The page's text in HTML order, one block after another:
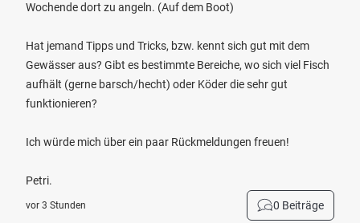
Wochende dort zu angeln. (Auf dem Boot)
Hat jemand Tipps und Tricks, bzw. kennt sich gut mit dem
Gewässer aus? Gibt es bestimmte Bereiche, wo sich viel Fisch
aufhält (gerne barsch/hecht) oder Köder die sehr gut
funktionieren?
Ich würde mich über ein paar Rückmeldungen freuen!
Petri.
vor 3 Stunden 0 Beiträge